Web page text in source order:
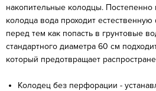
накопительные колодцы.
колодца вода проходит
перед тем как попасть в грунтовые
стандартного диаметра 60 см
который предотвращает
Колодец без перфорации -